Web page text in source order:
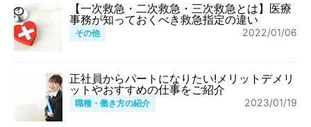
【一次救急・二次救急・三次救急とは】医療
事務が知っておくべき救急指定の違い
その他 2022/01/06
正社員からパートになりたい!メリットデメリ
ットやおすすめの仕事をご紹介
職種・働き方の紹介 2023/01/19